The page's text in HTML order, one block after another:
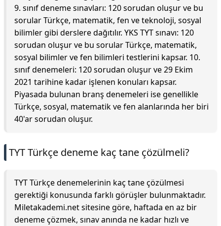
9. sınıf deneme sınavları: 120 sorudan oluşur ve bu
sorular Türkçe, matematik, fen ve teknoloji, sosyal
bilimler gibi derslere dağıtılır. YKS TYT sınavı: 120
sorudan oluşur ve bu sorular Türkçe, matematik,
sosyal bilimler ve fen bilimleri testlerini kapsar. 10.
sınıf denemeleri: 120 sorudan oluşur ve 29 Ekim
2021 tarihine kadar işlenen konuları kapsar.
Piyasada bulunan branş denemeleri ise genellikle
Türkçe, sosyal, matematik ve fen alanlarında her biri
40'ar sorudan oluşur.
TYT Türkçe deneme kaç tane çözülmeli?
TYT Türkçe denemelerinin kaç tane çözülmesi
gerektiği konusunda farklı görüşler bulunmaktadır.
Miletakademi.net sitesine göre, haftada en az bir
deneme çözmek, sınav anında ne kadar hızlı ve